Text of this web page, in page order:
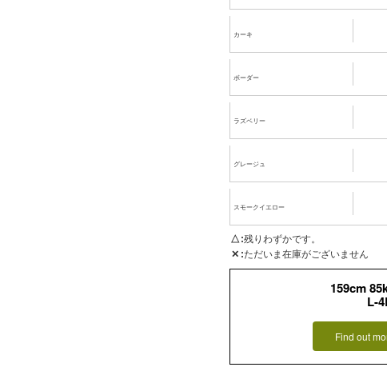
カーキ
ボーダー
ラズベリー
グレージュ
スモークイエロー
△ 残りわずかです。
✕ ただいま在庫がございません
159cm
L-
Find out